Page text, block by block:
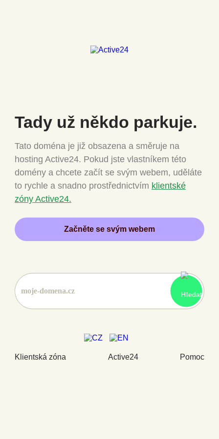
Tady už někdo parkuje.
Tato doména je již obsazena a směruje na
hosting Active24. Pokud jste vlastníkem této
domény a chcete začít se svým webem, uděláte
to rychle a snadno prostřednictvím klientské
zóny Active24.
Začněte se svým webem
Klientská zóna Active24 Pomoc